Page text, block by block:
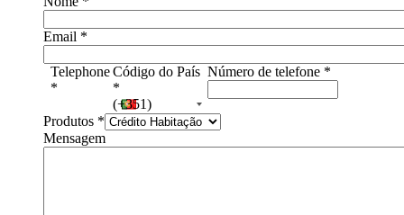
Email *
Telephone
*
Código do País
*
(+351)
Número de telefone *
Produtos *
Mensagem